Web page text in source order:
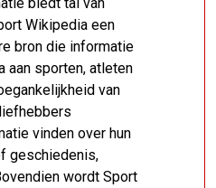
Wikipedia een
bron die informatie
aan sporten, atleten
van
vinden over hun
geschiedenis,
wordt Sport